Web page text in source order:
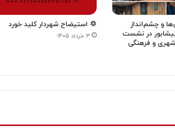
و چشم‌انداز
در نشست
و فرهنگی
💢 استیضاح شهردار کلید خورد
۳ خرداد ۱۴۰۵